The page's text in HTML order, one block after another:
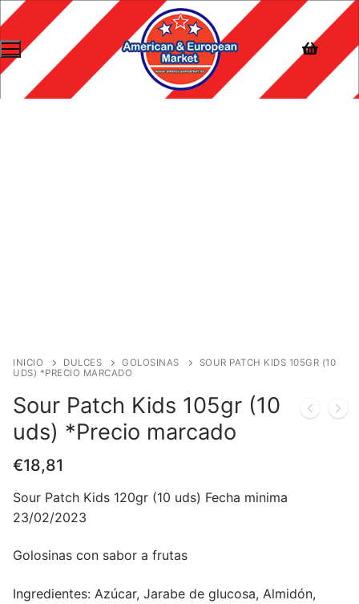
INICIO DULCES GOLOSINAS
SOUR PATCH KIDS 105GR (10
UDS) *PRECIO MARCADO
Sour Patch Kids 105gr (10
uds) *Precio marcado
€18,81
Sour Patch Kids 120gr (10 uds) Fecha minima
23/02/2023
Golosinas con sabor a frutas
Ingredientes: Azúcar, Jarabe de glucosa, Almidón,